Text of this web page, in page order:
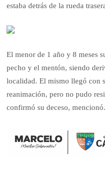
estaba detrás de la rueda
El menor de 1 año y 8 meses
pecho y el mentón, siendo
localidad. El mismo llegó con
reanimación, pero no pudo
confirmó su deceso, mencionó.